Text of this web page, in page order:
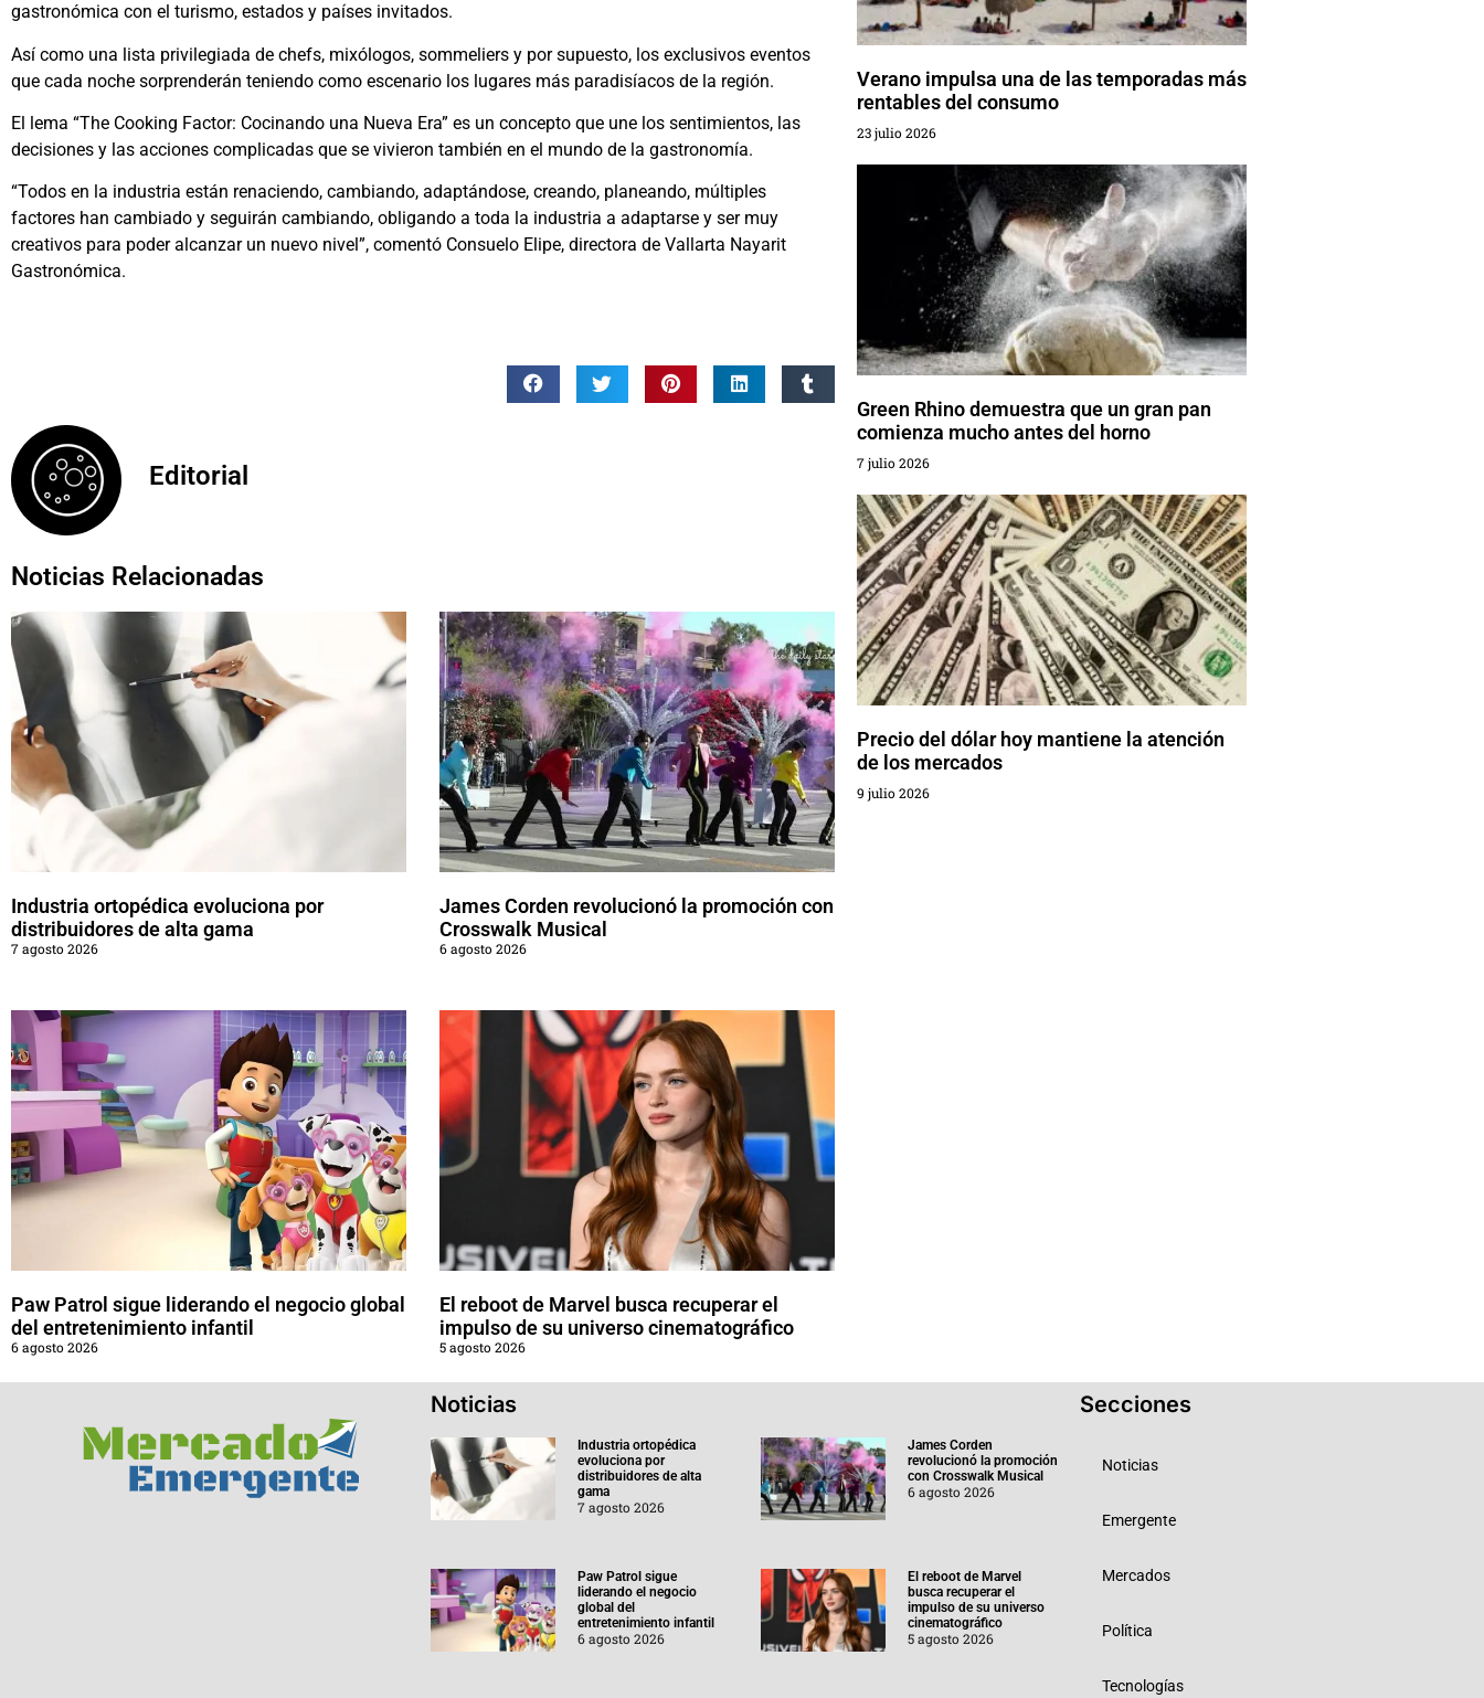
gastronómica con el turismo, estados y países invitados.
Así como una lista privilegiada de chefs, mixólogos, sommeliers y por supuesto, los exclusivos eventos
que cada noche sorprenderán teniendo como escenario los lugares más paradisíacos de la región.
El lema “The Cooking Factor: Cocinando una Nueva Era” es un concepto que une los sentimientos, las
decisiones y las acciones complicadas que se vivieron también en el mundo de la gastronomía.
“Todos en la industria están renaciendo, cambiando, adaptándose, creando, planeando, múltiples
factores han cambiado y seguirán cambiando, obligando a toda la industria a adaptarse y ser muy
creativos para poder alcanzar un nuevo nivel”, comentó Consuelo Elipe, directora de Vallarta Nayarit
Gastronómica.
Editorial
Noticias Relacionadas
Industria ortopédica evoluciona por
distribuidores de alta gama
7 agosto 2026
James Corden revolucionó la promoción con
Crosswalk Musical
6 agosto 2026
Paw Patrol sigue liderando el negocio global
del entretenimiento infantil
6 agosto 2026
El reboot de Marvel busca recuperar el
impulso de su universo cinematográfico
5 agosto 2026
Verano impulsa una de las temporadas más
rentables del consumo
23 julio 2026
Green Rhino demuestra que un gran pan
comienza mucho antes del horno
7 julio 2026
Precio del dólar hoy mantiene la atención
de los mercados
9 julio 2026
Noticias
Industria ortopédica
evoluciona por
distribuidores de alta
gama
7 agosto 2026
James Corden
revolucionó la promoción
con Crosswalk Musical
6 agosto 2026
Paw Patrol sigue
liderando el negocio
global del
entretenimiento infantil
6 agosto 2026
El reboot de Marvel
busca recuperar el
impulso de su universo
cinematográfico
5 agosto 2026
Secciones
Noticias
Emergente
Mercados
Política
Tecnologías